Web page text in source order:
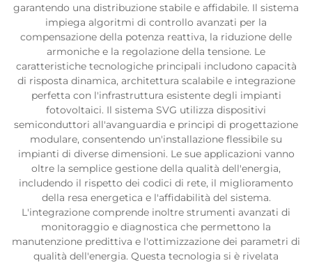
garantendo una distribuzione stabile e affidabile. Il sistema
impiega algoritmi di controllo avanzati per la
compensazione della potenza reattiva, la riduzione delle
armoniche e la regolazione della tensione. Le
caratteristiche tecnologiche principali includono capacità
di risposta dinamica, architettura scalabile e integrazione
perfetta con l'infrastruttura esistente degli impianti
fotovoltaici. Il sistema SVG utilizza dispositivi
semiconduttori all'avanguardia e principi di progettazione
modulare, consentendo un'installazione flessibile su
impianti di diverse dimensioni. Le sue applicazioni vanno
oltre la semplice gestione della qualità dell'energia,
includendo il rispetto dei codici di rete, il miglioramento
della resa energetica e l'affidabilità del sistema.
L'integrazione comprende inoltre strumenti avanzati di
monitoraggio e diagnostica che permettono la
manutenzione predittiva e l'ottimizzazione dei parametri di
qualità dell'energia. Questa tecnologia si è rivelata